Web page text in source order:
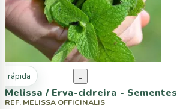
rápida 
Melissa / Erva-cidreira - Sementes
REF. MELISSA OFFICINALIS